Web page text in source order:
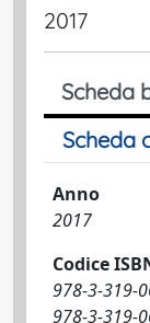
2017
Scheda
Scheda
Anno
2017
Codice
978-3-319-
978-3-319-